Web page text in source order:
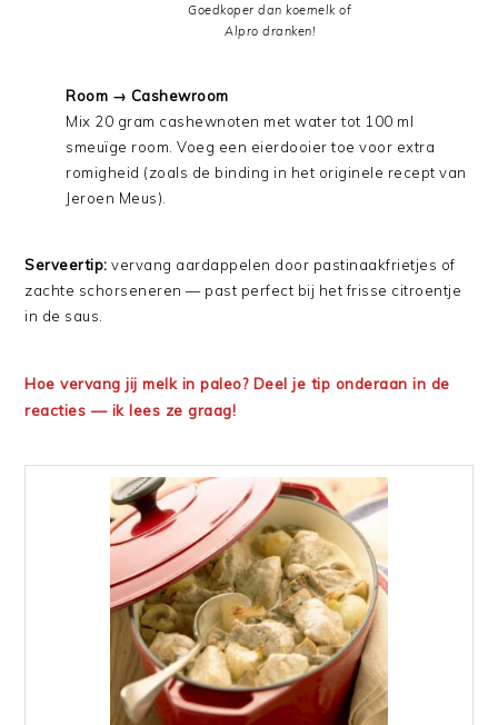
Goedkoper dan koemelk of
Alpro dranken!
Room → Cashewroom
Mix 20 gram cashewnoten met water tot 100 ml
smeuïge room. Voeg een eierdooier toe voor extra
romigheid (zoals de binding in het originele recept van
Jeroen Meus).
Serveertip: vervang aardappelen door pastinaakfrietjes of
zachte schorseneren — past perfect bij het frisse citroentje
in de saus.
Hoe vervang jij melk in paleo? Deel je tip onderaan in de
reacties — ik lees ze graag!